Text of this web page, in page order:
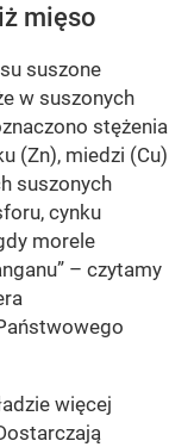
mięso
suszone
w suszonych
stężenia
(Zn), miedzi (Cu)
suszonych
cynku
morele
– czytamy
więcej